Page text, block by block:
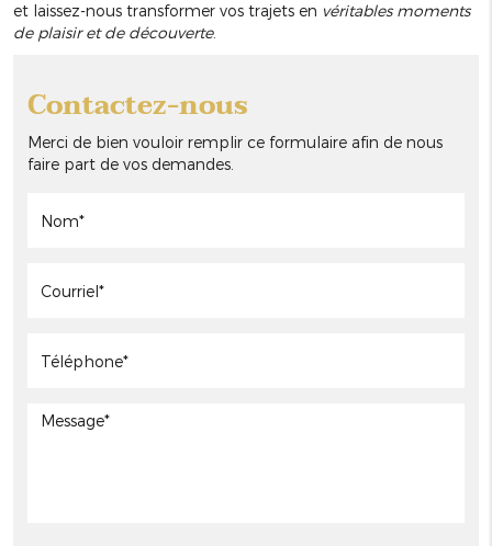
et laissez-nous transformer vos trajets en véritables moments
de plaisir et de découverte.
Contactez-nous
Merci de bien vouloir remplir ce formulaire afin de nous
faire part de vos demandes.